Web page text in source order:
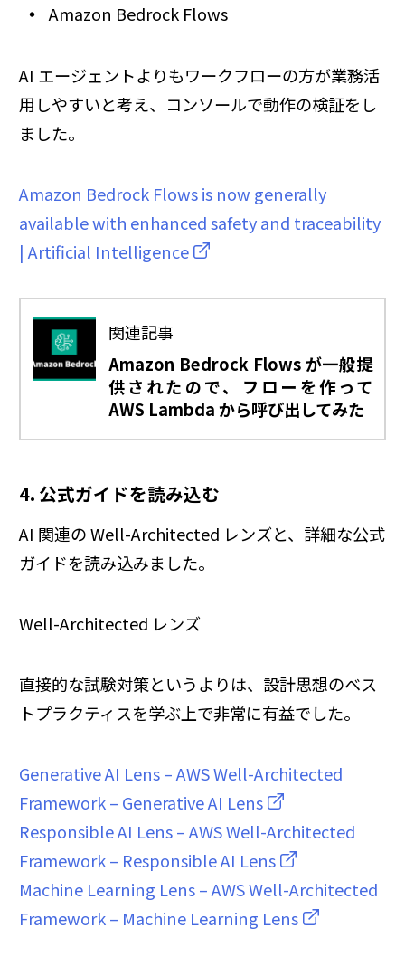
Amazon Bedrock Flows
AI エージェントよりもワークフローの方が業務活
用しやすいと考え、コンソールで動作の検証をし
ました。
Amazon Bedrock Flows is now generally
available with enhanced safety and traceability
| Artificial Intelligence
関連記事
Amazon Bedrock Flows が一般提
供されたので、フローを作って
AWS Lambda から呼び出してみた
4. 公式ガイドを読み込む
AI 関連の Well-Architected レンズと、詳細な公式
ガイドを読み込みました。
Well-Architected レンズ
直接的な試験対策というよりは、設計思想のベス
トプラクティスを学ぶ上で非常に有益でした。
Generative AI Lens – AWS Well-Architected
Framework – Generative AI Lens
Responsible AI Lens – AWS Well-Architected
Framework – Responsible AI Lens
Machine Learning Lens – AWS Well-Architected
Framework – Machine Learning Lens